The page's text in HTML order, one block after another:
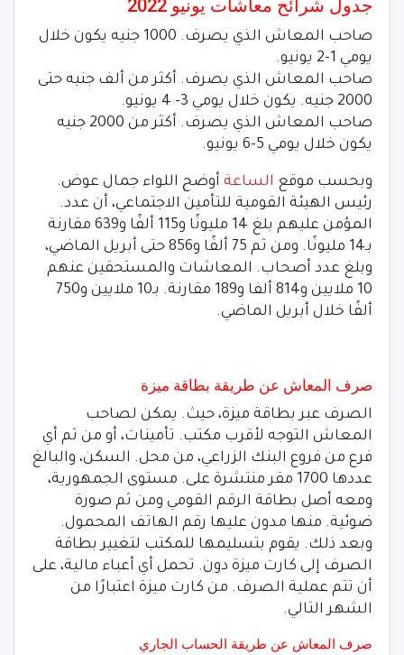
جدول شرائح معاشات يونيو 2022
صاحب المعاش الذي يصرف. 1000 جنيه يكون خلال
يومي 1-2 يونيو.
صاحب المعاش الذي يصرف. أكثر من ألف جنيه حتى
2000 جنيه. يكون خلال يومي 3- 4 يونيو.
صاحب المعاش الذي يصرف. أكثر من 2000 جنيه
يكون خلال يومي 5-6 يونيو.
وبحسب موقع الساعة أوضح اللواء جمال عوض.
رئيس الهيئة القومية للتأمين الاجتماعي، أن عدد.
المؤمن عليهم بلغ 14 مليونًا و115 ألفًا و639 مقارنة
بـ14 مليونًا. ومن ثم 75 ألفًا و856 حتى أبريل الماضي،
وبلغ عدد أصحاب. المعاشات والمستحقين عنهم
10 ملايين و814 ألفا و189 مقارنة. بـ10 ملايين و750
ألفًا خلال أبريل الماضي.
صرف المعاش عن طريقة بطاقة ميزة
الصرف عبر بطاقة ميزة، حيث. يمكن لصاحب
المعاش التوجه لأقرب مكتب. تأمينات، أو من ثم أي
فرع من فروع البنك الزراعي، من محل. السكن، والبالغ
عددها 1700 مقر منتشرة على. مستوى الجمهورية،
ومعه أصل بطاقة الرقم القومي ومن ثم صورة
ضوئية. منها مدون عليها رقم الهاتف المحمول.
وبعد ذلك. يقوم بتسليمها للمكتب لتغيير بطاقة
الصرف إلى كارت ميزة دون. تحمل أي أعباء مالية، على
أن تتم عملية الصرف. من كارت ميزة اعتبارًا من
الشهر التالي.
صرف المعاش عن طريقة الحساب الجاري